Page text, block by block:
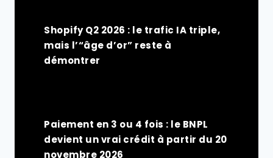
Shopify Q2 2026 : le trafic IA triple,
mais l’“âge d’or” reste à
démontrer
Paiement en 3 ou 4 fois : le BNPL
devient un vrai crédit à partir du 20
novembre 2026